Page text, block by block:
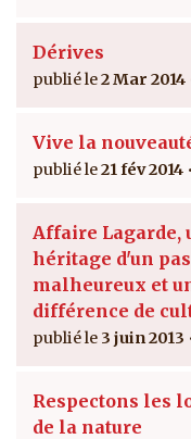
Dérives
2 Mar 2014
Vive la
21 fév 2014
Affaire Lagarde,
héritage d'un
malheureux et
différence de
3 juin 2013
Respectons les
de la nature